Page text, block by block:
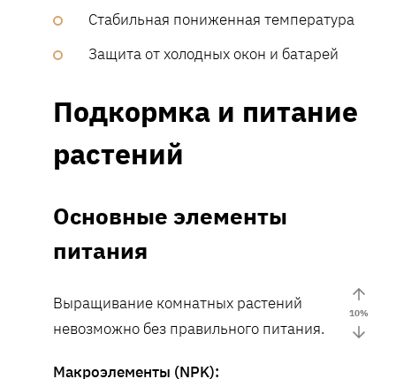
Стабильная пониженная температура
Защита от холодных окон и батарей
Подкормка и питание
растений
Основные элементы
питания
Выращивание комнатных растений
невозможно без правильного питания.
Макроэлементы (NPK):
10%